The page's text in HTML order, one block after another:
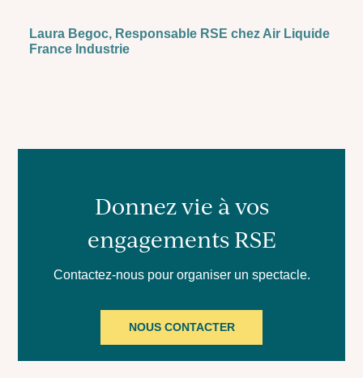
Laura Begoc, Responsable RSE chez Air Liquide
France Industrie
Donnez vie à vos
engagements RSE
Contactez-nous pour organiser un spectacle.
NOUS CONTACTER